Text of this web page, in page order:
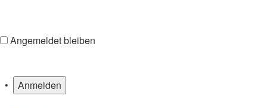
Angemeldet bleiben
•